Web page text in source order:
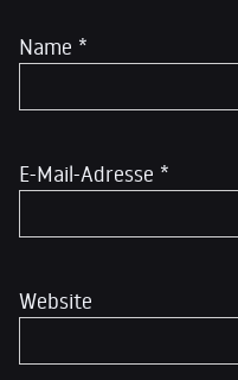
Name *
E-Mail-Adresse *
Website